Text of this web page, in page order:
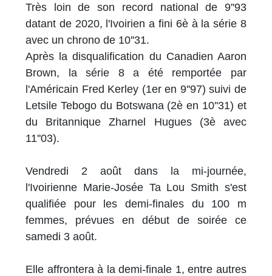
Très loin de son record national de 9''93
datant de 2020, l'Ivoirien a fini 6è à la série 8
avec un chrono de 10''31.
Après la disqualification du Canadien Aaron
Brown, la série 8 a été remportée par
l'Américain Fred Kerley (1er en 9''97) suivi de
Letsile Tebogo du Botswana (2è en 10''31) et
du Britannique Zharnel Hugues (3è avec
11''03).
Vendredi 2 août dans la mi-journée,
l'Ivoirienne Marie-Josée Ta Lou Smith s'est
qualifiée pour les demi-finales du 100 m
femmes, prévues en début de soirée ce
samedi 3 août.
Elle affrontera à la demi-finale 1, entre autres